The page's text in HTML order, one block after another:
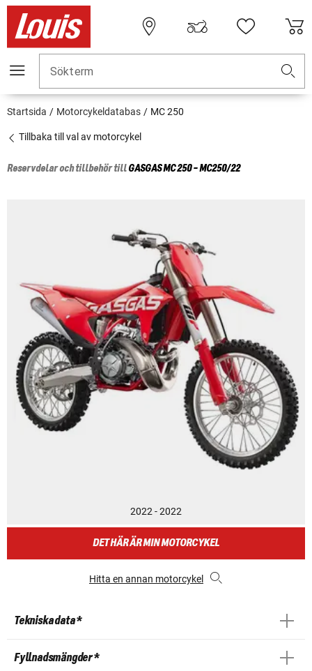
Sökterm
Startsida Motorcykeldatabas MC 250
Tillbaka till val av motorcykel
Reservdelar och tillbehör tillGASGASMC 250 - MC250/22
2022 - 2022
DET HÄR ÄR MIN MOTORCYKEL
Hitta en annan motorcykel
Tekniska data *
Fyllnadsmängder *